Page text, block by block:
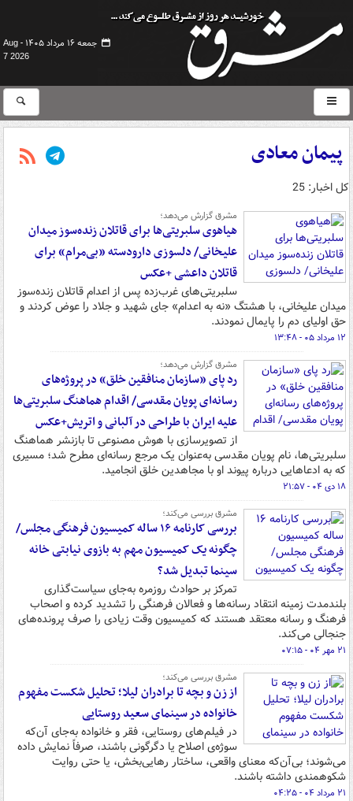
جمعه ۱۶ مرداد ۱۴۰۵ -
Aug
7 2026
پیمان معادی
کل اخبار: 25
مشرق گزارش می‌دهد؛
هیاهوی سلبریتی‌ها برای قاتلان زنده‌سوز میدان
علیخانی/ دلسوزی دارودسته‌ «بی‌مرام» برای
قاتلان داعشی +عکس
سلبریتی‌های غرب‌زده پس از اعدام قاتلان زنده‌سوز
میدان علیخانی، با هشتگ «نه به اعدام» جای شهید و جلاد را عوض کردند و
حق اولیای دم را پایمال نمودند.
۱۲ مرداد ۰۵ - ۱۳:۴۸
مشرق گزارش می‌دهد؛
رد پای «سازمان منافقین خلق» در پروژه‌های
رسانه‌ای پویان مقدسی/ اقدام هماهنگ سلبریتی‌ها
علیه ایران با طراحی در آلبانی و اتریش+عکس
از تصویرسازی با هوش مصنوعی تا بازنشر هماهنگ
سلبریتی‌ها، نام پویان مقدسی به‌عنوان یک مرجع رسانه‌ای مطرح شد؛ مسیری
که به ادعاهایی درباره پیوند او با مجاهدین خلق انجامید.
۱۸ دی ۰۴ - ۲۱:۵۷
مشرق بررسی می‌کند؛
بررسی کارنامه ۱۶ ساله کمیسیون فرهنگی مجلس/
چگونه یک کمیسیون مهم به بازوی نیابتی خانه
سینما تبدیل شد؟
تمرکز بر حوادث روزمره به‌جای سیاست‌گذاری
بلندمدت زمینه انتقاد رسانه‌ها و فعالان فرهنگی را تشدید کرده و اصحاب
فرهنگ و رسانه معتقد هستند که کمیسیون وقت زیادی را صرف پرونده‌های
جنجالی می‌کند.
۲۱ مهر ۰۴ - ۰۷:۱۵
مشرق بررسی می‌کند؛
از زن و بچه تا برادران لیلا؛ تحلیل شکست مفهوم
خانواده در سینمای سعید روستایی
در فیلم‌های روستایی، فقر و خانواده به‌جای آن‌که
سوژه‌ی اصلاح یا دگرگونی باشند، صرفاً نمایش داده
می‌شوند؛ بی‌آن‌که معنای واقعی، ساختار رهایی‌بخش، یا حتی روایت
شکوهمندی داشته باشند.
۲۱ مرداد ۰۴ - ۰۴:۲۵